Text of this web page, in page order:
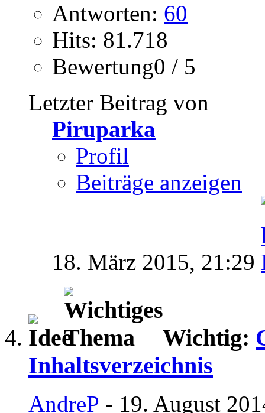
Antworten: 60
Hits: 81.718
Bewertung0 / 5
Letzter Beitrag von
Piruparka
Profil
Beiträge anzeigen
18. März 2015, 21:29
Wichtig:
Inhaltsverzeichnis
AndreP - 19. August